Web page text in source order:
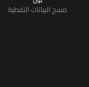
مسح البيانات النقطية